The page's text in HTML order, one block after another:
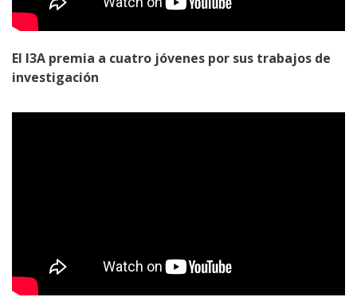
El I3A premia a cuatro jóvenes por sus trabajos de
investigación